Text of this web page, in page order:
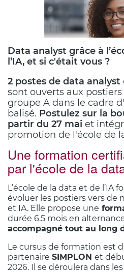
Data analyst grâce à
l’IA, et si c'était vous ?
2 postes de data analyst
sont ouverts aux postiers
groupe A dans le cadre
balisé. Postulez sur la
partir du 27 mai et
promotion de l'école de
Corps
du
texte
Une formation
par l'école de la
L’école de la data et de l’IA
évoluer les postiers vers de
et IA. Elle propose une
durée 6.5 mois en
accompagné tout au long
Le cursus de formation est
partenaire SIMPLON et
2026. Il se déroulera dans